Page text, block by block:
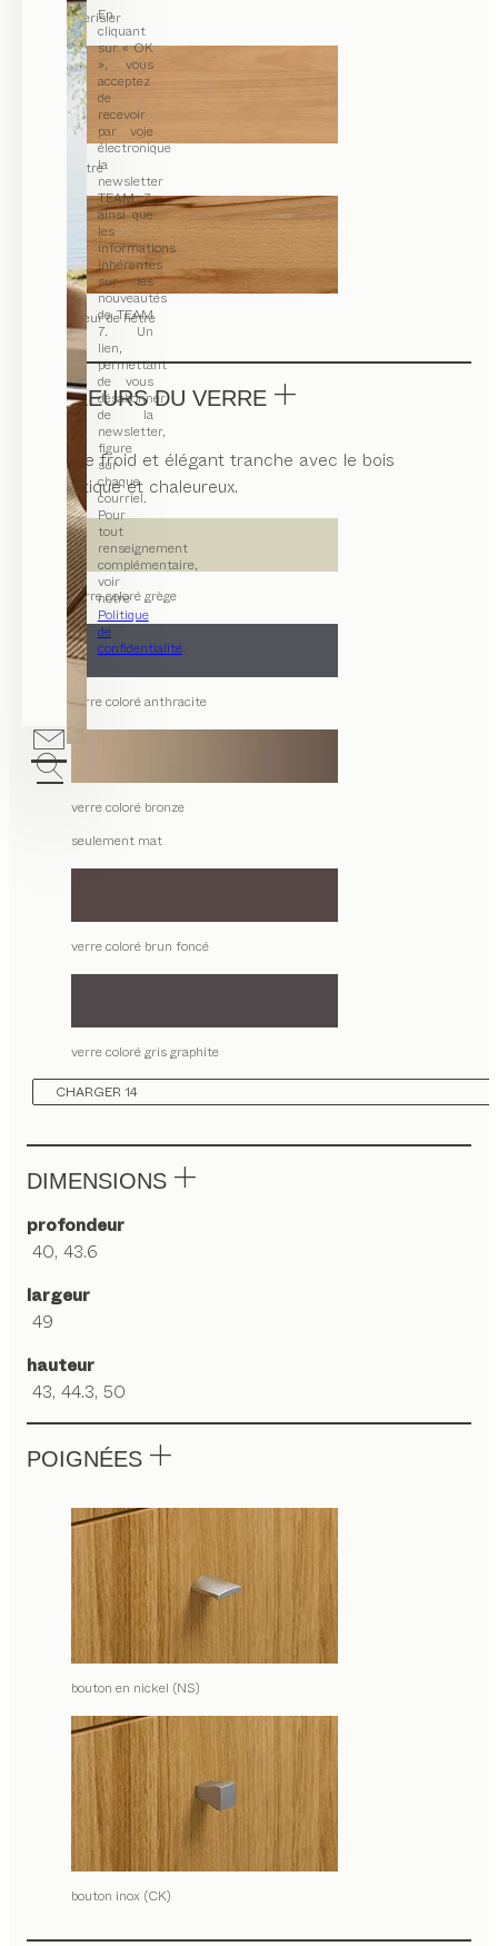
En
cliquant
sur « OK
», vous
acceptez
de
recevoir
par voie
électronique
la
newsletter
TEAM 7,
ainsi que
les
informations
inhérentes
sur les
nouveautés
de TEAM
7. Un
lien,
permettant
de vous
désabonner
de la
newsletter,
figure
sur
chaque
courriel.
Pour
tout
renseignement
complémentaire,
voir
notre
Politique
de
confidentialité.
merisier
hêtre
cœur de hêtre
COULEURS DU VERRE
Le verre froid et élégant tranche avec le bois
authentique et chaleureux.
verre coloré grège
verre coloré anthracite
verre coloré bronze
seulement mat
verre coloré brun foncé
verre coloré gris graphite
CHARGER 14
DIMENSIONS
profondeur
40, 43.6
largeur
49
hauteur
43, 44.3, 50
POIGNÉES
bouton en nickel (NS)
bouton inox (CK)